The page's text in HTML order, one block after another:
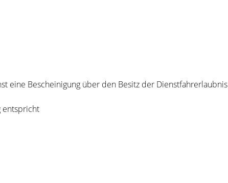
eine Bescheinigung über den Besitz der Dienstfahrerlaubnis
entspricht